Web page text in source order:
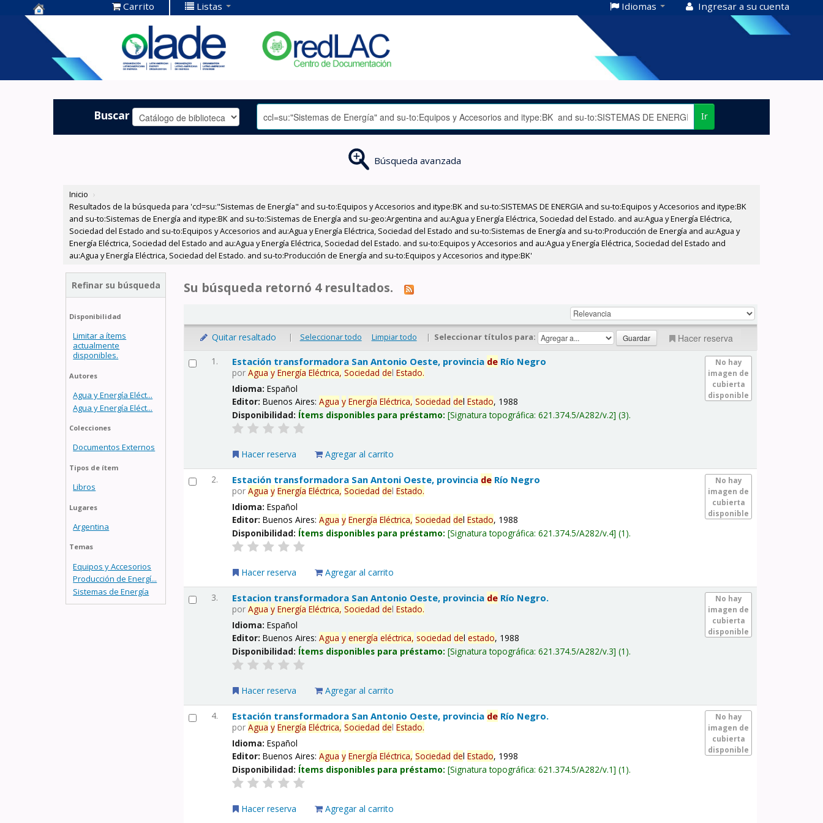
Centro de
Documentación
OLADE -
Carrito Listas Idiomas Ingresar a su cuenta
Buscar Ir
Búsqueda avanzada
Inicio ›
Resultados de la búsqueda para 'ccl=su:"Sistemas de Energía" and su-to:Equipos y Accesorios and itype:BK and su-to:SISTEMAS DE ENERGIA and su-to:Equipos y Accesorios and itype:BK
and su-to:Sistemas de Energía and itype:BK and su-to:Sistemas de Energía and su-geo:Argentina and au:Agua y Energía Eléctrica, Sociedad del Estado. and au:Agua y Energía Eléctrica,
Sociedad del Estado and su-to:Equipos y Accesorios and au:Agua y Energía Eléctrica, Sociedad del Estado and su-to:Sistemas de Energía and su-to:Producción de Energía and au:Agua y
Energía Eléctrica, Sociedad del Estado and au:Agua y Energía Eléctrica, Sociedad del Estado. and su-to:Equipos y Accesorios and au:Agua y Energía Eléctrica, Sociedad del Estado and
au:Agua y Energía Eléctrica, Sociedad del Estado. and su-to:Producción de Energía and su-to:Equipos y Accesorios and itype:BK'
Refinar su búsqueda
Disponibilidad
Limitar a ítems
actualmente
disponibles.
Autores
Agua y Energía Eléct...
Agua y Energía Eléct...
Colecciones
Documentos Externos
Tipos de ítem
Libros
Lugares
Argentina
Temas
Equipos y Accesorios
Producción de Energí...
Sistemas de Energía
Su búsqueda retornó 4 resultados.
Quitar resaltado | Seleccionar todo Limpiar todo | Seleccionar títulos para: Hacer reserva
1.
No hay
imagen de
cubierta
disponible
Estación transformadora San Antonio Oeste, provincia de Río Negro
porAgua y Energía Eléctrica, Sociedad delEstado.
Idioma:Español
Editor:Buenos Aires:Agua y Energía Eléctrica, Sociedad delEstado, 1988
Disponibilidad: Ítems disponibles para préstamo: Signatura topográfica:621.374.5/A282/v.2 (3).
Hacer reserva Agregar al carrito
2.
No hay
imagen de
cubierta
disponible
Estación transformadora San Antoni Oeste, provincia de Río Negro
porAgua y Energía Eléctrica, Sociedad delEstado.
Idioma:Español
Editor:Buenos Aires:Agua y Energía Eléctrica, Sociedad delEstado, 1988
Disponibilidad: Ítems disponibles para préstamo: Signatura topográfica:621.374.5/A282/v.4 (1).
Hacer reserva Agregar al carrito
3.
No hay
imagen de
cubierta
disponible
Estacion transformadora San Antonio Oeste, provincia de Río Negro.
porAgua y Energía Eléctrica, Sociedad delEstado.
Idioma:Español
Editor:Buenos Aires:Agua y energía eléctrica, sociedad delestado, 1988
Disponibilidad: Ítems disponibles para préstamo: Signatura topográfica:621.374.5/A282/v.3 (1).
Hacer reserva Agregar al carrito
4.
No hay
imagen de
cubierta
disponible
Estación transformadora San Antonio Oeste, provincia de Río Negro.
porAgua y Energía Eléctrica, Sociedad delEstado.
Idioma:Español
Editor:Buenos Aires:Agua y Energía Eléctrica, Sociedad delEstado, 1998
Disponibilidad: Ítems disponibles para préstamo: Signatura topográfica:621.374.5/A282/v.1 (1).
Hacer reserva Agregar al carrito